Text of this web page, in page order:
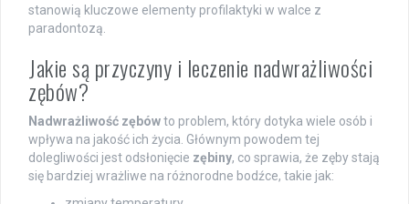
stanowią kluczowe elementy profilaktyki w walce z
paradontozą.
Jakie są przyczyny i leczenie nadwrażliwości
zębów?
Nadwrażliwość zębówto problem, który dotyka wiele osób i
wpływa na jakość ich życia. Głównym powodem tej
dolegliwości jest odsłonięcie zębiny, co sprawia, że zęby stają
się bardziej wrażliwe na różnorodne bodźce, takie jak: